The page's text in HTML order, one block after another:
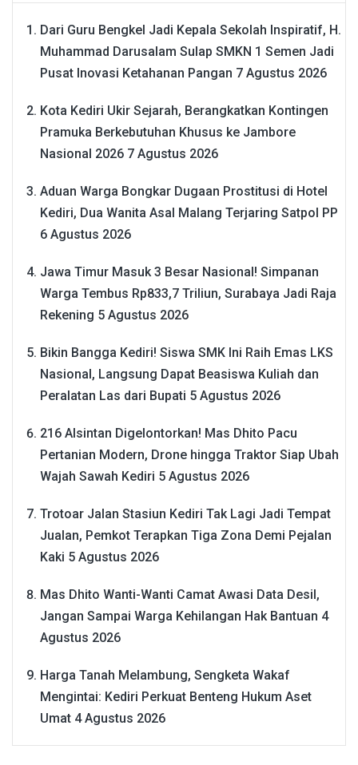
Dari Guru Bengkel Jadi Kepala Sekolah Inspiratif, H.
Muhammad Darusalam Sulap SMKN 1 Semen Jadi
Pusat Inovasi Ketahanan Pangan 7 Agustus 2026
Kota Kediri Ukir Sejarah, Berangkatkan Kontingen
Pramuka Berkebutuhan Khusus ke Jambore
Nasional 2026 7 Agustus 2026
Aduan Warga Bongkar Dugaan Prostitusi di Hotel
Kediri, Dua Wanita Asal Malang Terjaring Satpol PP
6 Agustus 2026
Jawa Timur Masuk 3 Besar Nasional! Simpanan
Warga Tembus Rp833,7 Triliun, Surabaya Jadi Raja
Rekening 5 Agustus 2026
Bikin Bangga Kediri! Siswa SMK Ini Raih Emas LKS
Nasional, Langsung Dapat Beasiswa Kuliah dan
Peralatan Las dari Bupati 5 Agustus 2026
216 Alsintan Digelontorkan! Mas Dhito Pacu
Pertanian Modern, Drone hingga Traktor Siap Ubah
Wajah Sawah Kediri 5 Agustus 2026
Trotoar Jalan Stasiun Kediri Tak Lagi Jadi Tempat
Jualan, Pemkot Terapkan Tiga Zona Demi Pejalan
Kaki 5 Agustus 2026
Mas Dhito Wanti-Wanti Camat Awasi Data Desil,
Jangan Sampai Warga Kehilangan Hak Bantuan 4
Agustus 2026
Harga Tanah Melambung, Sengketa Wakaf
Mengintai: Kediri Perkuat Benteng Hukum Aset
Umat 4 Agustus 2026